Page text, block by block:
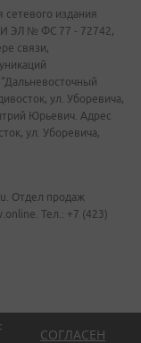
СОГЛАСЕН
сетевого издания
ЭЛ № ФС 77 - 72742,
связи,
ул. Уборевича,
Юрьевич. Адрес
ул. Уборевича,
Отдел продаж
Тел.: +7 (423)